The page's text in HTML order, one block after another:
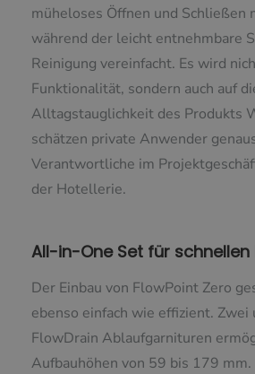
müheloses Öffnen und Schließen
während der leicht entnehmbare
Reinigung vereinfacht. Es wird
Funktionalität, sondern auch auf
Alltagstauglichkeit des Produkts
schätzen private Anwender
Verantwortliche im
der Hotellerie.
All-in-One Set für schnellen
Der Einbau von FlowPoint Zero
ebenso einfach wie effizient. Zwei
FlowDrain Ablaufgarnituren
Aufbauhöhen von 59 bis 179